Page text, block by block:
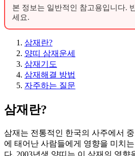
본 정보는 일반적인 참고용입니다.
세요.
삼재란?
양띠 삼재운세
삼재기도
삼재해결 방법
자주하는 질문
삼재란?
삼재는 전통적인 한국의 사주에서
에 태어난 사람들에게 영향을 미치
다. 2003년생 양띠는 이 삼재의 영향